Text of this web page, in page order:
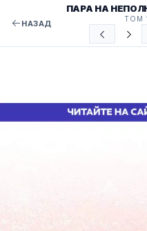
НАЗАД
ПАРА НА
ТОМ